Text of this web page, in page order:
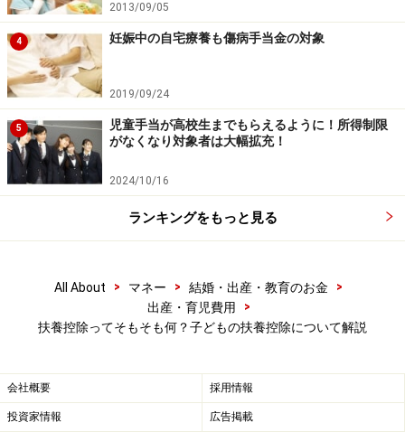
扶養控除が廃止されるかは現段階では不透
明です
2023年6月1日に行われた「こども未来戦略会議」の資料
の中には「児童手当の拡充」と共に注釈に「高校生の扶
養控除との関係をどう考えるか整理する」との記載があ
り、これが今回の扶養控除廃止の検討を意味していま
す。
一方で、同日に子育て支援政策の推進を求める団体が参
集会を開くなど、扶養控除廃止に関する議論はこれから
です。現段階では本当に扶養控除が廃止されるのかは不
透明であり、今後の動向を注視する必要がありそうで
〈参考〉こども未来戦略会議（内閣官房HP）
2013/09/05
4 妊娠中の自宅療養も傷病手当金の対象
2019/09/24
5
児童手当が高校生までもらえるように！所得制限
がなくなり対象者は大幅拡充！
2024/10/16
ランキングをもっと見る
All About > マネー > 結婚・出産・教育のお金
>
出産・育児費用
>
扶養控除ってそもそも何？子どもの扶養控除について解説
会社概要 採用情報
投資家情報 広告掲載